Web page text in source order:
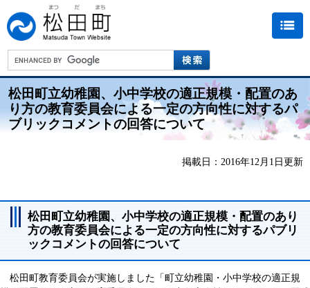
松田町立幼稚園、小中学校の適正規模・配置のあ
り方の教育委員会による一定の方向性に対するパ
ブリックコメントの回答について
掲載日：2016年12月1日更新
松田町立幼稚園、小中学校の適正規模・配置のあり
方の教育委員会による一定の方向性に対するパブリ
ックコメントの回答について
松田町教育委員会が実施しました「町立幼稚園・小中学校の適正規